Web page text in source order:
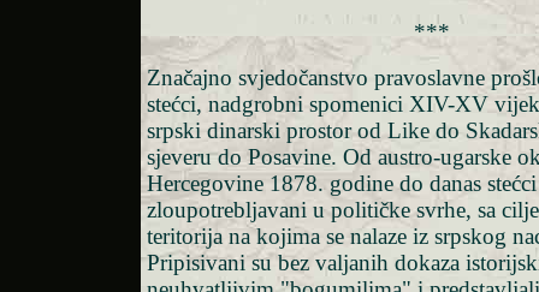
***
Značajno svjedočanstvo pravoslavne
stećci, nadgrobni spomenici XIV-XV
srpski dinarski prostor od Like do
sjeveru do Posavine. Od austro-ugarske
Hercegovine 1878. godine do danas
zloupotrebljavani u političke svrhe, sa
teritorija na kojima se nalaze iz srpskog
Pripisivani su bez valjanih dokaza